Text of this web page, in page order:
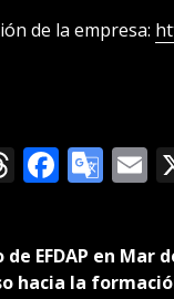
de la empresa:
Threads
EFDAP en Mar
hacia la